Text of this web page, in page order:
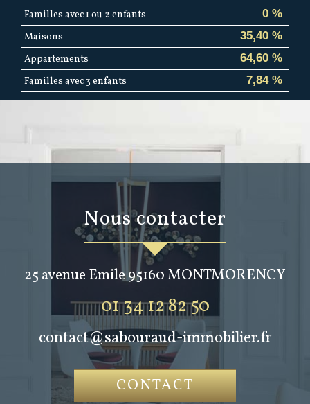
Familles avec 1 ou 2 enfants
0 %
Maisons
35,40 %
Appartements
64,60 %
Familles avec 3 enfants
7,84 %
nous contacter
25 avenue Emile95160MONTMORENCY
01 34 12 82 50
contact@sabouraud-immobilier.fr
CONTACT